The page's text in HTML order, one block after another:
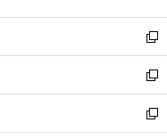
開
く
ウ
で
開
く
ン
ド
ウ
で
開
く
ウ
ィ
ン
ド
ウ
で
開
新
し
い
ウ
ィ
ン
新
し
い
ウ
新
し